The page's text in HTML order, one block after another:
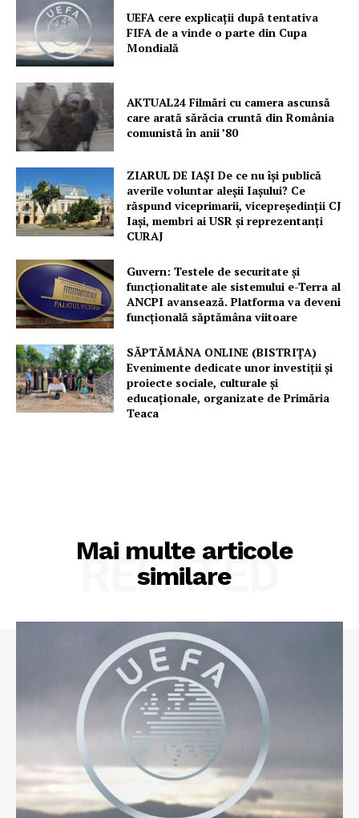
Un proiect
FREEDOM HOUSE ROMÂNIA
PRESShub
Despre noi / Echipa
Proiecte editoriale
Rețea
Contact
UEFA cere explicații după tentativa
FIFA de a vinde o parte din Cupa
Mondială
AKTUAL24 Filmări cu camera ascunsă
care arată sărăcia cruntă din România
comunistă în anii ’80
ZIARUL DE IAȘI De ce nu își publică
averile voluntar aleșii Iașului? Ce
răspund viceprimarii, vicepreședinții CJ
Iași, membri ai USR și reprezentanți
CURAJ
Guvern: Testele de securitate și
funcționalitate ale sistemului e-Terra al
ANCPI avansează. Platforma va deveni
funcțională săptămâna viitoare
SĂPTĂMÂNA ONLINE (BISTRIȚA)
Evenimente dedicate unor investiții și
proiecte sociale, culturale și
educaționale, organizate de Primăria
Teaca
Mai multe articole
similare
RELATED